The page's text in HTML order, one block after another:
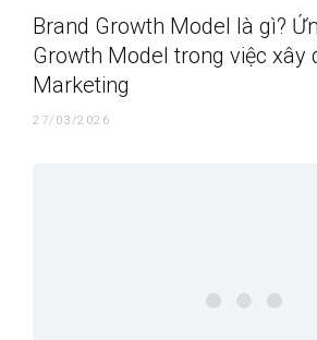
Brand Growth Model là gì?
Growth Model trong việc xây
Marketing
27/03/2026